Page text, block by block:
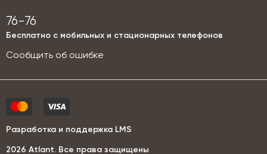
76-76
Бесплатно с мобильных и стационарных телефонов
Сообщить об ошибке
2026 Аtlant. Все права защищены
Разработка и поддержка LMS